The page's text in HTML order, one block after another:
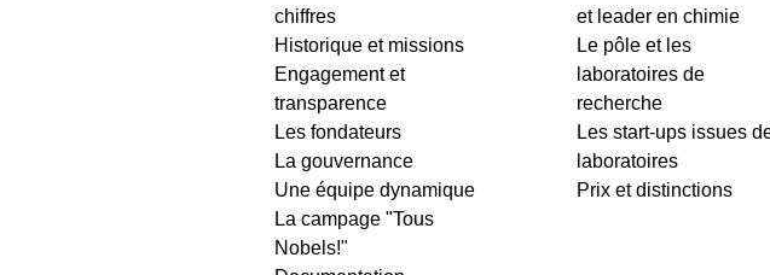
chiffres
Historique et missions
Engagement et
transparence
Les fondateurs
La gouvernance
Une équipe dynamique
La campage "Tous
Nobels!"
et leader en chimie
Le pôle et les
laboratoires de
recherche
Les start-ups issues
laboratoires
Prix et distinctions